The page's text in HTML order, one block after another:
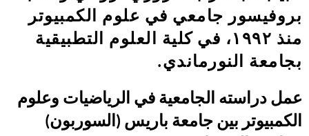
بروفيسور جامعي في علوم الكمبيوتر
منذ ١٩٩٢، في كلية العلوم التطبيقية
بجامعة النورماندي.
عمل دراسته الجامعية في الرياضيات وعلوم
الكمبيوتر بين جامعة باريس (السوربون)